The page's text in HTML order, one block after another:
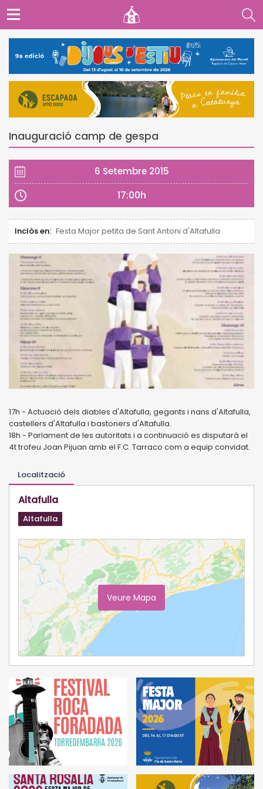
Inauguració camp de gespa
6 Setembre 2015
17:00h
Inclòs en: Festa Major petita de Sant Antoni d'Altafulla
17h - Actuació dels diables d'Altafulla, gegants i nans d'Altafulla,
castellers d'Altafulla i bastoners d'Altafulla.
18h - Parlament de les autoritats i a continuació es disputarà el
4t trofeu Joan Pijuan amb el F.C. Tarraco com a equip convidat.
Localització
Altafulla
Altafulla
Veure Mapa